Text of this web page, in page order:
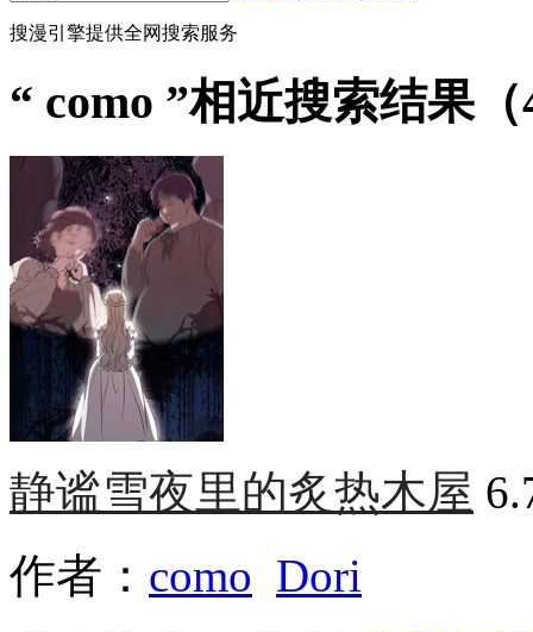
搜漫引擎提供全网搜索服务
“ como ”相近搜索结果（
静谧雪夜里的炙热木屋
作者： como Dori